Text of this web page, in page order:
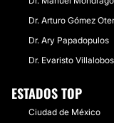
Dr. Arturo Gómez
Dr. Ary Papadopulos
Dr. Evaristo
ESTADOS TOP
Ciudad de México